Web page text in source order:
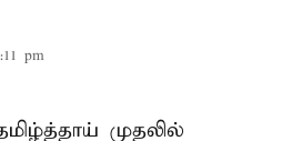
pm
முதலில்